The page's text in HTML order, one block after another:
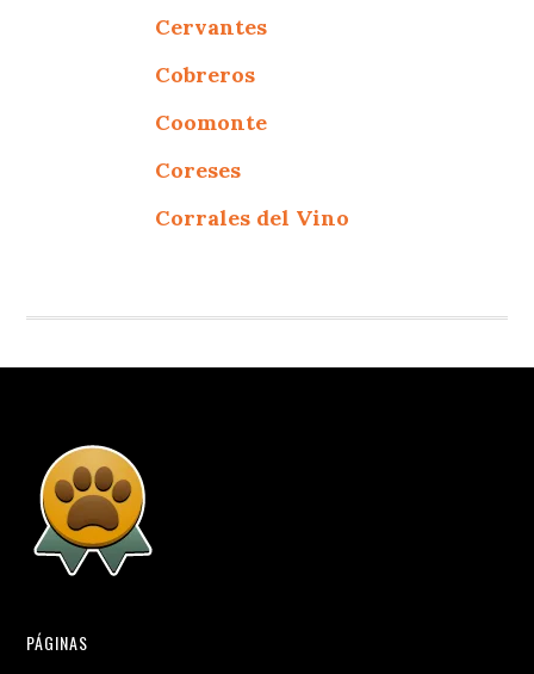
Cervantes
Cobreros
Coomonte
Coreses
Corrales del Vino
PÁGINAS